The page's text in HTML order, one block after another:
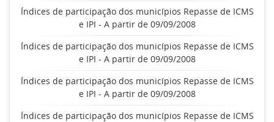
Índices de participação dos municípios Repasse de ICMS
e IPI - A partir de 09/09/2008
Índices de participação dos municípios Repasse de ICMS
e IPI - A partir de 09/09/2008
Índices de participação dos municípios Repasse de ICMS
e IPI - A partir de 09/09/2008
Índices de participação dos municípios Repasse de ICMS